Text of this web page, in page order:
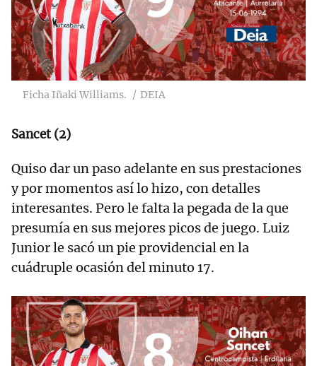
Ficha Iñaki Williams. DEIA
Sancet (2)
Quiso dar un paso adelante en sus prestaciones
y por momentos así lo hizo, con detalles
interesantes. Pero le falta la pegada de la que
presumía en sus mejores picos de juego. Luiz
Junior le sacó un pie providencial en la
cuádruple ocasión del minuto 17.